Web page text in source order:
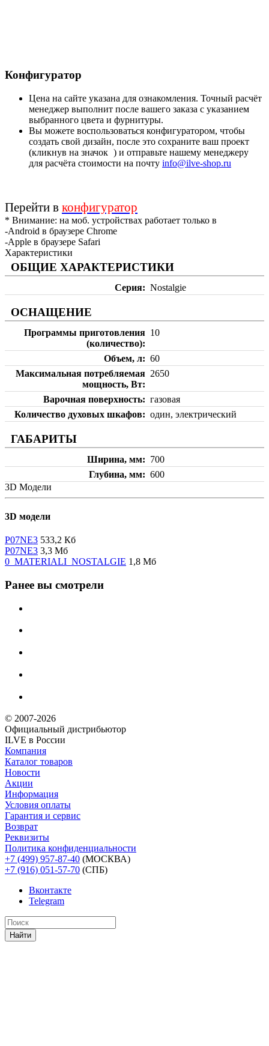
Конфигуратор
Цена на сайте указана для ознакомления. Точный расчёт
менеджер выполнит после вашего заказа с указанием
выбранного цвета и фурнитуры.
Вы можете воспользоваться конфигуратором, чтобы
создать свой дизайн, после это сохраните ваш проект
(кликнув на значок ) и отправьте нашему менеджеру
для расчёта стоимости на почту info@ilve-shop.ru
Перейти в конфигуратор
* Внимание: на моб. устройствах работает только в
-Android в браузере Chrome
-Apple в браузере Safari
Характеристики
ОБЩИЕ ХАРАКТЕРИСТИКИ
Серия Nostalgie
ОСНАЩЕНИЕ
Программы приготовления
(количество)
10
Объем, л
60
Максимальная потребляемая
мощность, Вт
2650
Варочная поверхность
газовая
Количество духовых шкафов
один, электрический
ГАБАРИТЫ
Ширина, мм
700
Глубина, мм
600
3D Модели
3D модели
P07NE3 533,2 Кб
P07NE3 3,3 Мб
0_MATERIALI_NOSTALGIE 1,8 Мб
Ранее вы смотрели
© 2007-2026
Официальный дистрибьютoр
ILVE в России
Компания
Каталог товаров
Новости
Акции
Информация
Условия оплаты
Гарантия и сервис
Возврат
Реквизиты
Политика конфиденциальности
+7 (499) 957-87-40 (МОСКВА)
+7 (916) 051-57-70 (СПБ)
Вконтакте
Telegram
Найти